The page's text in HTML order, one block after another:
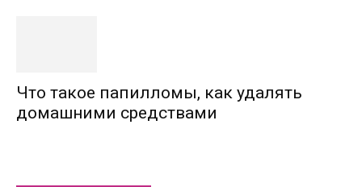
Что такое папилломы, как удалять
домашними средствами